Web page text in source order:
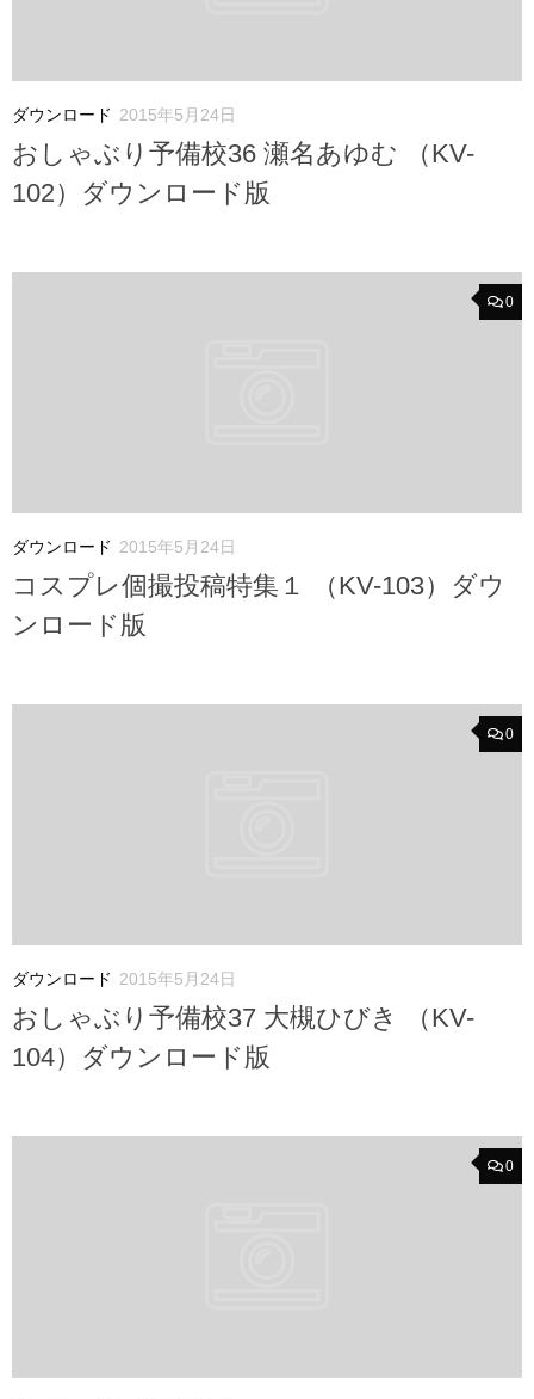
ダウンロード 2015年5月24日
おしゃぶり予備校36 瀬名あゆむ （KV-
102）ダウンロード版
0
ダウンロード 2015年5月24日
コスプレ個撮投稿特集１ （KV-103）ダウ
ンロード版
0
ダウンロード 2015年5月24日
おしゃぶり予備校37 大槻ひびき （KV-
104）ダウンロード版
0